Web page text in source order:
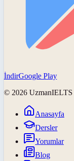
İndirGoogle Play
© 2026 UzmanIELTS
Anasayfa
Dersler
Yorumlar
Blog